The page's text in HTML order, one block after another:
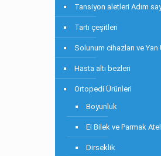
Tansiyon aletleri Adım
Tartı çeşitleri
Solunum cihazları ve Yan
Hasta altı bezleri
Ortopedi Ürünleri
Boyunluk
El Bilek ve Parmak
Dirseklik